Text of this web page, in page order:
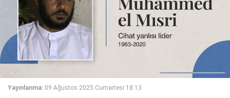
Yayınlanma: 09 Ağustos 2025 Cumartesi 18:13